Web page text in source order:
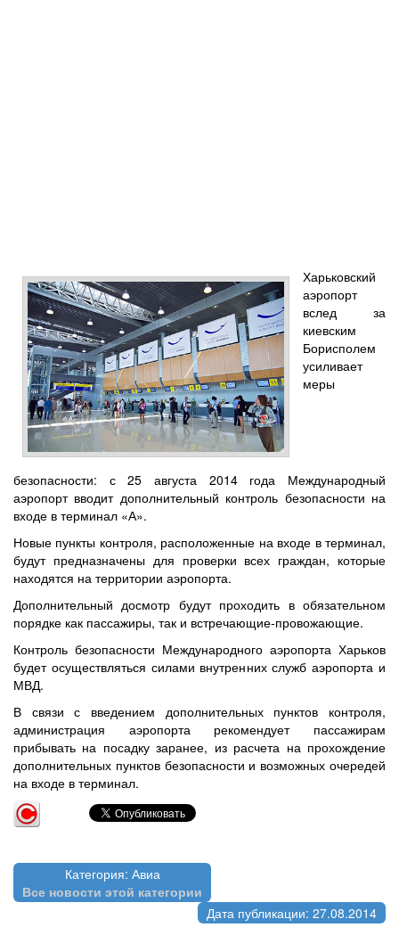
Харьковский
аэропорт
вслед за
киевским
Борисполем
усиливает
меры
безопасности: с 25 августа 2014 года Международный
аэропорт вводит дополнительный контроль безопасности на
входе в терминал «А».
Новые пункты контроля, расположенные на входе в терминал,
будут предназначены для проверки всех граждан, которые
находятся на территории аэропорта.
Дополнительный досмотр будут проходить в обязательном
порядке как пассажиры, так и встречающие-провожающие.
Контроль безопасности Международного аэропорта Харьков
будет осуществляться силами внутренних служб аэропорта и
МВД.
В связи с введением дополнительных пунктов контроля,
администрация аэропорта рекомендует пассажирам
прибывать на посадку заранее, из расчета на прохождение
дополнительных пунктов безопасности и возможных очередей
на входе в терминал.
Категория: Авиа
Все новости этой категории
Дата публикации: 27.08.2014